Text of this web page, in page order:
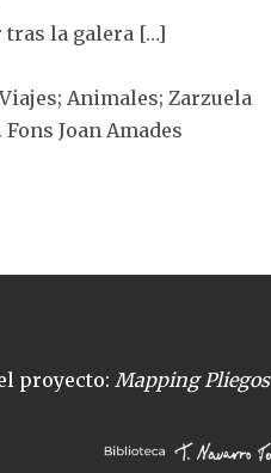
tras la galera […]
Animales; Zarzuela
Fons Joan Amades
proyecto: Mapping Pliegos